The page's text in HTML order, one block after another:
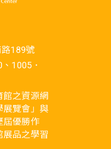
189號
1005．
之資源網
展覽會」與
屆優勝作
展品之學習